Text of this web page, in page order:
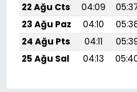
22 Ağu Cts
04:09
23 Ağu Paz
04:10
24 Ağu Pts
04:11
25 Ağu Sal
04:13